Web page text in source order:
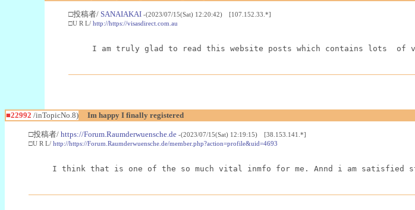
□投稿者/ SANAIAKAI -(2023/07/15(Sat) 12:20:42) [107.152.33.*]
□U R L/ http://https://visasdirect.com.au
I am truly glad to read this website posts which contains lots  of
■22992 /inTopicNo.8) Im happy I finally registered
□投稿者/ https://Forum.Raumderwuensche.de -(2023/07/15(Sat) 12:19:15) [38.153.141.*]
□U R L/ http://https://Forum.Raumderwuensche.de/member.php?action=profile&uid=4693
I think that is one of the so much vital inmfo for me. Annd i am satisfied